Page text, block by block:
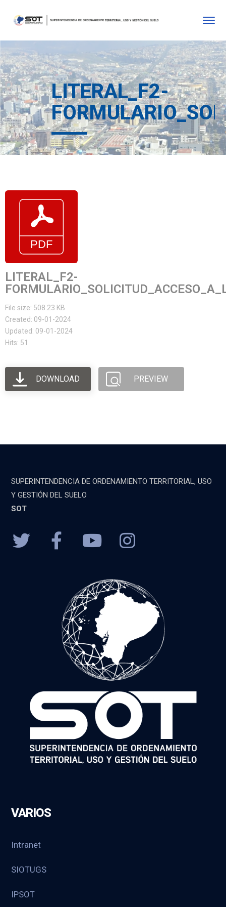
LITERAL_F2-
LITERAL_F2-
File size: 508.23 KB
Created: 09-01-2024
Updated: 09-01-2024
Hits: 51
DOWNLOAD PREVIEW
SUPERINTENDENCIA DE ORDENAMIENTO TERRITORIAL, USO
Y GESTIÓN DEL SUELO
SOT
VARIOS
Intranet
SIOTUGS
IPSOT